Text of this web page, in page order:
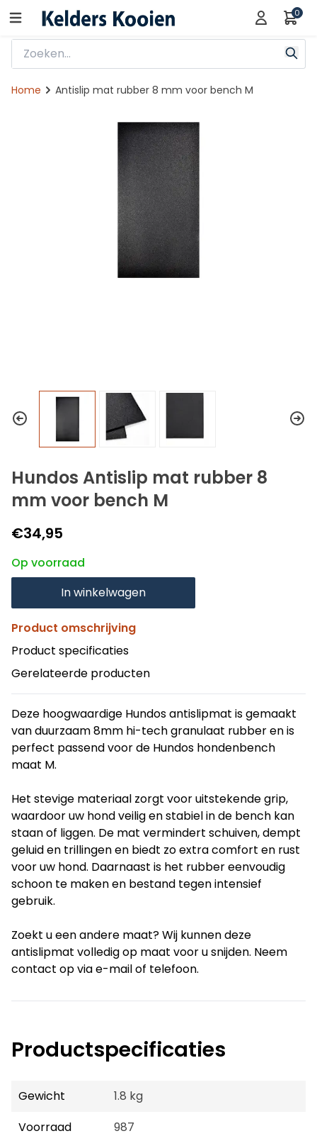
0
Home Antislip mat rubber 8 mm voor bench M
Hundos Antislip mat rubber 8
mm voor bench M
€34,95
Op voorraad
In winkelwagen
Product omschrijving
Product specificaties
Gerelateerde producten
Deze hoogwaardige Hundos antislipmat is gemaakt
van duurzaam 8mm hi-tech granulaat rubber en is
perfect passend voor de Hundos hondenbench
maat M.
Het stevige materiaal zorgt voor uitstekende grip,
waardoor uw hond veilig en stabiel in de bench kan
staan of liggen. De mat vermindert schuiven, dempt
geluid en trillingen en biedt zo extra comfort en rust
voor uw hond. Daarnaast is het rubber eenvoudig
schoon te maken en bestand tegen intensief
gebruik.
Zoekt u een andere maat? Wij kunnen deze
antislipmat volledig op maat voor u snijden. Neem
contact op via e-mail of telefoon.
Productspecificaties
Gewicht
1.8 kg
Voorraad
987